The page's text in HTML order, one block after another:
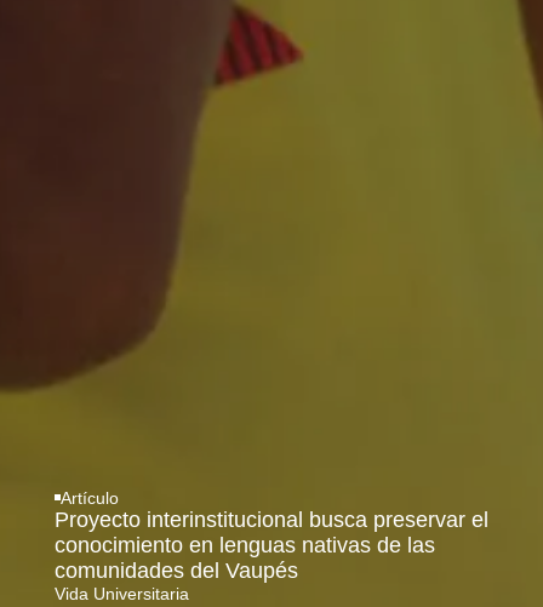
Artículo
Proyecto interinstitucional busca preservar el
conocimiento en lenguas nativas de las
comunidades del Vaupés
Vida Universitaria